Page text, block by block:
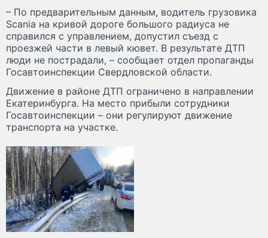
– По предварительным данным, водитель грузовика
Scania на кривой дороге большого радиуса не
справился с управлением, допустил съезд с
проезжей части в левый кювет. В результате ДТП
люди не пострадали, – сообщает отдел пропаганды
Госавтоинспекции Свердловской области.
Движение в районе ДТП ограничено в направлении
Екатеринбурга. На место прибыли сотрудники
Госавтоинспекции – они регулируют движение
транспорта на участке.